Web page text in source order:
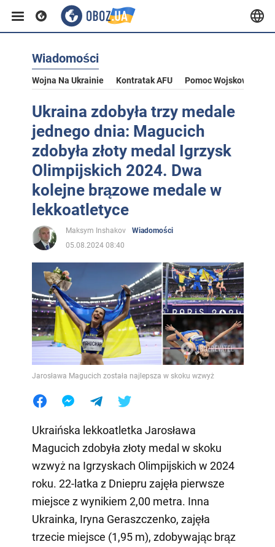
Wiadomości
Wojna Na Ukrainie Kontratak AFU Pomoc Wojskowa Dla
Ukraina zdobyła trzy medale
jednego dnia: Magucich
zdobyła złoty medal Igrzysk
Olimpijskich 2024. Dwa
kolejne brązowe medale w
lekkoatletyce
Maksym Inshakov
Wiadomości
05.08.2024 08:40
Jarosława Magucich została najlepsza w skoku wzwyż
Ukraińska lekkoatletka Jarosława
Magucich zdobyła złoty medal w skoku
wzwyż na Igrzyskach Olimpijskich w 2024
roku. 22-latka z Dniepru zajęła pierwsze
miejsce z wynikiem 2,00 metra. Inna
Ukrainka, Iryna Geraszczenko, zajęła
trzecie miejsce (1,95 m), zdobywając brąz